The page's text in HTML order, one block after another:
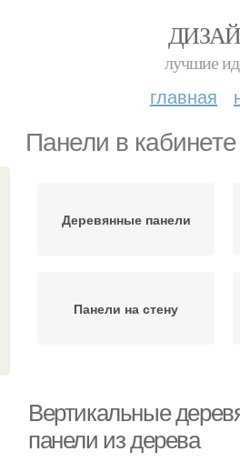
лучшие
главная
Панели в кабинете
Деревянные панели
Панели на стену
Вертикальные
панели из дерева